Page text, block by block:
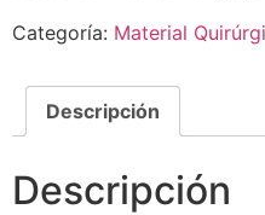
Categoría: Material
Descripción
Descripción